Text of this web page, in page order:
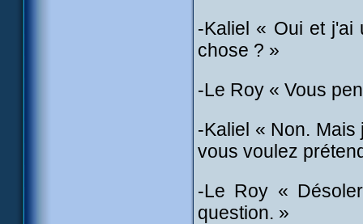
-Kaliel « Oui et j'ai
chose ? »
-Le Roy « Vous
-Kaliel « Non.
vous voulez
-Le Roy «
question. »